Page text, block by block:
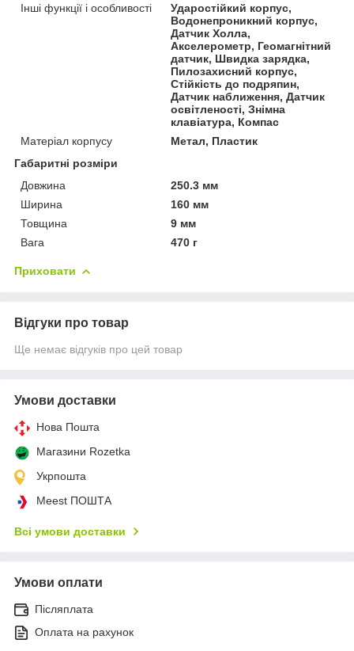
Інші функції і особливості
Ударостійкий корпус,
Водонепроникний корпус,
Датчик Холла,
Акселерометр, Геомагнітний
датчик, Швидка зарядка,
Пилозахисний корпус,
Стійкість до подряпин,
Датчик наближення, Датчик
освітленості, Знімна
клавіатура, Компас
Матеріал корпусу
Метал, Пластик
Габаритні розміри
Довжина
250.3 мм
Ширина
160 мм
Товщина
9 мм
Вага
470 г
Приховати
Відгуки про товар
Ще немає відгуків про цей товар
Умови доставки
Нова Пошта
Магазини Rozetka
Укрпошта
Meest ПОШТА
Всі умови доставки
Умови оплати
Післяплата
Оплата на рахунок